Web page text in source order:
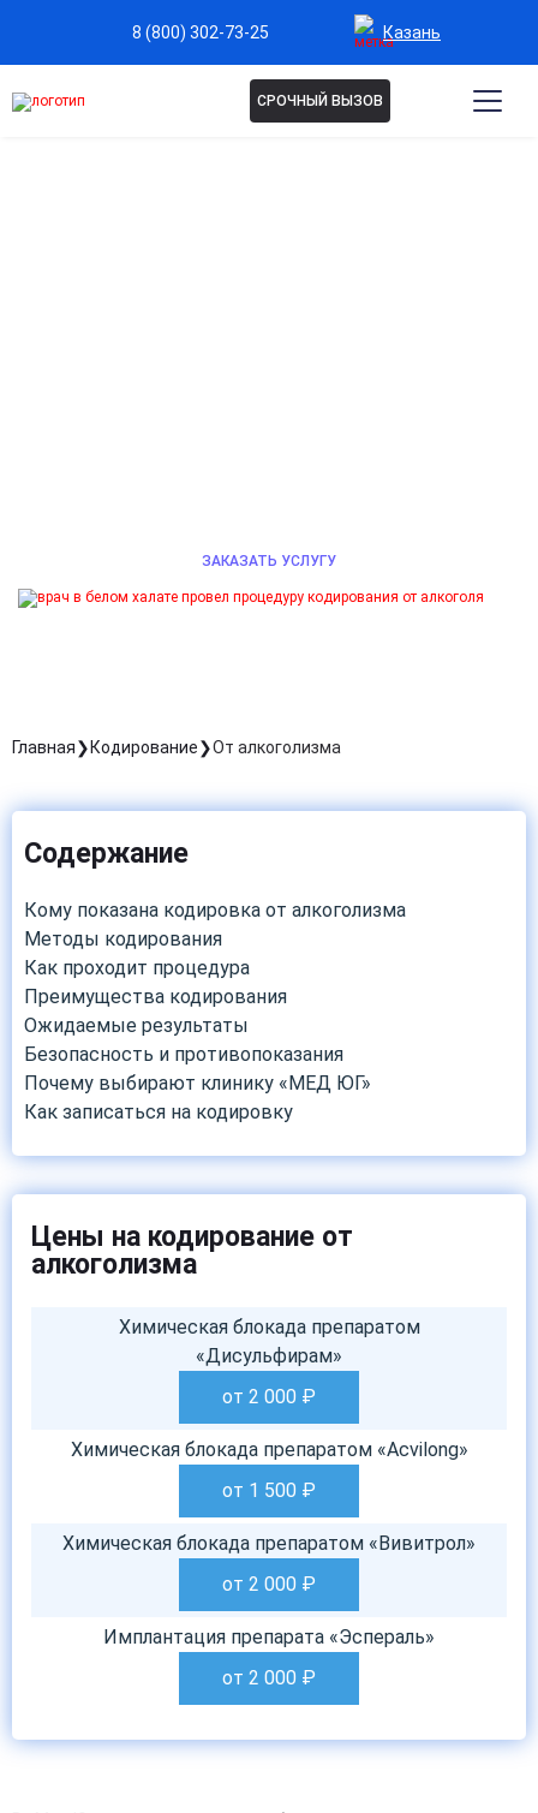
8 (800) 302-73-25 Казань
СРОЧНЫЙ ВЫЗОВ
ЗАКАЗАТЬ УСЛУГУ
Главная Кодирование От алкоголизма
Содержание
Кому показана кодировка от алкоголизма
Методы кодирования
Как проходит процедура
Преимущества кодирования
Ожидаемые результаты
Безопасность и противопоказания
Почему выбирают клинику «МЕД ЮГ»
Как записаться на кодировку
Цены на кодирование от
алкоголизма
Химическая блокада препаратом
«Дисульфирам»
от 2 000 ₽
Химическая блокада препаратом «Acvilong»
от 1 500 ₽
Химическая блокада препаратом «Вивитрол»
от 2 000 ₽
Имплантация препарата «Эспераль»
от 2 000 ₽